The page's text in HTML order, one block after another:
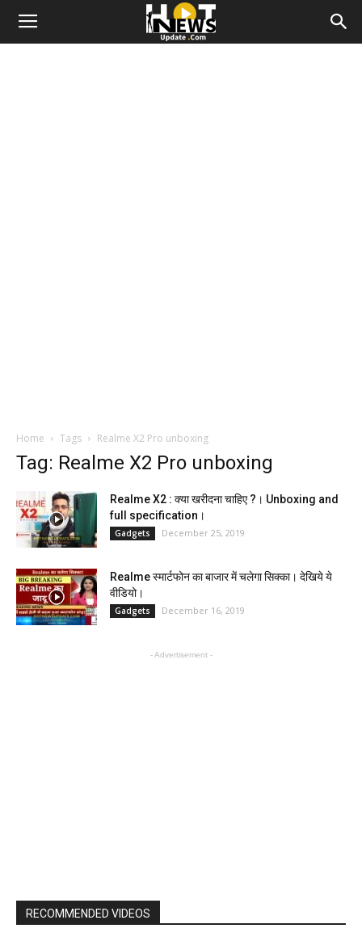
Home Tags Realme X2 Pro unboxing
Tag: Realme X2 Pro unboxing
Realme X2 : क्या खरीदना चाहिए ?। Unboxing and
full specification।
Gadgets December 25, 2019
Realme स्मार्टफोन का बाजार में चलेगा सिक्का। देखिये ये
वीडियो।
Gadgets December 16, 2019
- Advertisement -
RECOMMENDED VIDEOS